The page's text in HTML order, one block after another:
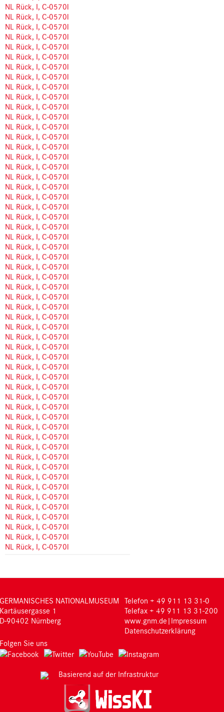
NL Rück, I, C-0570l
NL Rück, I, C-0570l
NL Rück, I, C-0570l
NL Rück, I, C-0570l
NL Rück, I, C-0570l
NL Rück, I, C-0570l
NL Rück, I, C-0570l
NL Rück, I, C-0570l
NL Rück, I, C-0570l
NL Rück, I, C-0570l
NL Rück, I, C-0570l
NL Rück, I, C-0570l
NL Rück, I, C-0570l
NL Rück, I, C-0570l
NL Rück, I, C-0570l
NL Rück, I, C-0570l
NL Rück, I, C-0570l
NL Rück, I, C-0570l
NL Rück, I, C-0570l
NL Rück, I, C-0570l
NL Rück, I, C-0570l
NL Rück, I, C-0570l
NL Rück, I, C-0570l
NL Rück, I, C-0570l
NL Rück, I, C-0570l
NL Rück, I, C-0570l
NL Rück, I, C-0570l
NL Rück, I, C-0570l
NL Rück, I, C-0570l
NL Rück, I, C-0570l
NL Rück, I, C-0570l
NL Rück, I, C-0570l
NL Rück, I, C-0570l
NL Rück, I, C-0570l
NL Rück, I, C-0570l
NL Rück, I, C-0570l
NL Rück, I, C-0570l
NL Rück, I, C-0570l
NL Rück, I, C-0570l
NL Rück, I, C-0570l
NL Rück, I, C-0570l
NL Rück, I, C-0570l
NL Rück, I, C-0570l
NL Rück, I, C-0570l
NL Rück, I, C-0570l
NL Rück, I, C-0570l
NL Rück, I, C-0570l
NL Rück, I, C-0570l
NL Rück, I, C-0570l
NL Rück, I, C-0570l
NL Rück, I, C-0570l
NL Rück, I, C-0570l
NL Rück, I, C-0570l
NL Rück, I, C-0570l
NL Rück, I, C-0570l
GERMANISCHES NATIONALMUSEUM
Kartäusergasse 1
D-90402 Nürnberg
Telefon + 49 911 13 31-0
Telefax + 49 911 13 31-200
www.gnm.de | Impressum
Datenschutzerklärung
Folgen Sie uns
Basierend auf der Infrastruktur